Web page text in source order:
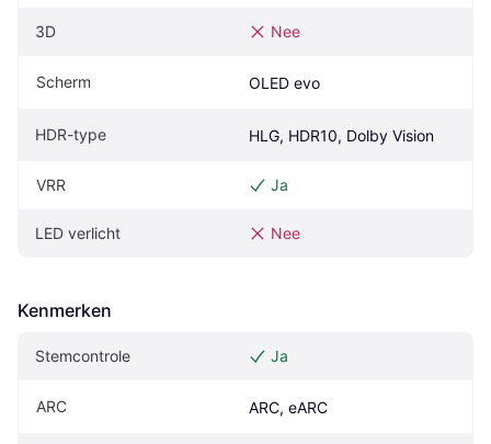
3D Nee
Scherm OLED evo
HDR-type HLG, HDR10, Dolby Vision
VRR Ja
LED verlicht Nee
Kenmerken
Stemcontrole Ja
ARC ARC, eARC